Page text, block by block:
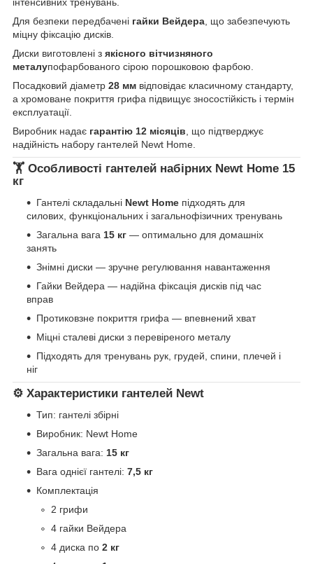
інтенсивних тренувань.
Для безпеки передбачені гайки Вейдера, що забезпечують
міцну фіксацію дисків.
Диски виготовлені з якісного вітчизняного
металупофарбованого сірою порошковою фарбою.
Посадковий діаметр 28 мм відповідає класичному стандарту,
а хромоване покриття грифа підвищує зносостійкість і термін
експлуатації.
Виробник надає гарантію 12 місяців, що підтверджує
надійність набору гантелей Newt Home.
🏋️ Особливості гантелей набірних Newt Home 15
кг
Гантелі складальні Newt Home підходять для
силових, функціональних і загальнофізичних тренувань
Загальна вага 15 кг — оптимально для домашніх
занять
Знімні диски — зручне регулювання навантаження
Гайки Вейдера — надійна фіксація дисків під час
вправ
Протиковзне покриття грифа — впевнений хват
Міцні сталеві диски з перевіреного металу
Підходять для тренувань рук, грудей, спини, плечей і
ніг
⚙️ Характеристики гантелей Newt
Тип: гантелі збірні
Виробник: Newt Home
Загальна вага: 15 кг
Вага однієї гантелі: 7,5 кг
Комплектація
2 грифи
4 гайки Вейдера
4 диска по 2 кг